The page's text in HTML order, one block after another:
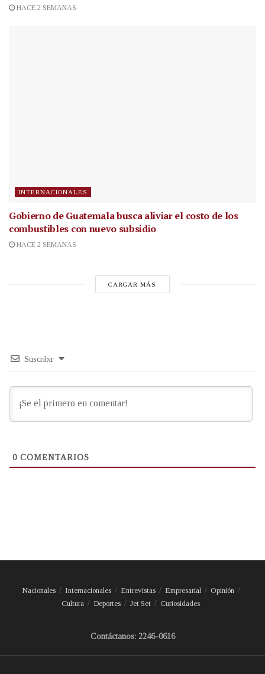
HACE 2 SEMANAS
INTERNACIONALES
Gobierno de Guatemala busca aliviar el costo de los
combustibles con nuevo subsidio
HACE 2 SEMANAS
CARGAR MÁS
Suscribir
0 COMENTARIOS
Nacionales Internacionales Entrevistas Empresarial
Opinión
Cultura
Deportes Jet Set Curiosidades
Contáctanos: 2246-0616